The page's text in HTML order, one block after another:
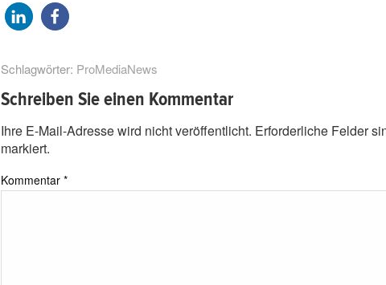
Schlagwörter: ProMediaNews
Schreiben Sie einen Kommentar
Ihre E-Mail-Adresse wird nicht veröffentlicht. Erforderliche Felder
markiert.
Kommentar *